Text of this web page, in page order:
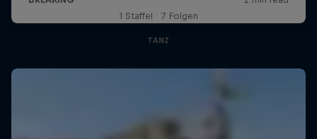
1 Staffel · 7 Folgen
TANZ